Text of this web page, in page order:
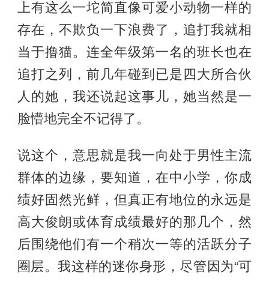
上有这么一坨简直像可爱小动物一样的
存在，不欺负一下浪费了，追打我就相
当于撸猫。连全年级第一名的班长也在
追打之列，前几年碰到已是四大所合伙
人的她，我还说起这事儿，她当然是一
脸懵地完全不记得了。
说这个，意思就是我一向处于男性主流
群体的边缘，要知道，在中小学，你成
绩好固然光鲜，但真正有地位的永远是
高大俊朗或体育成绩最好的那几个，然
后围绕他们有一个稍次一等的活跃分子
圈层。我这样的迷你身形，尽管因为“可